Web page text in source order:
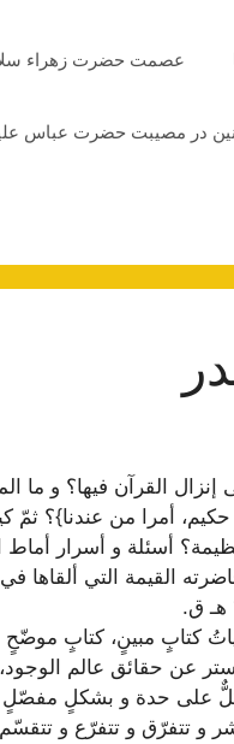
عصمت حضرت زهراء سلام
در مصیبت حضرت عباس
القرآن فيها؟ و ما
أمرا من عندنا}؟
أسئلة و أسرار أماط
القيمة التي ألقاها
كتابٍ مبينٍ، كتابٍ
عن حقائق عالم الوجود،
كلٌّ على حدة و بشكلٍ مفصّلٍ
و تتفرّق و تتفرّع و